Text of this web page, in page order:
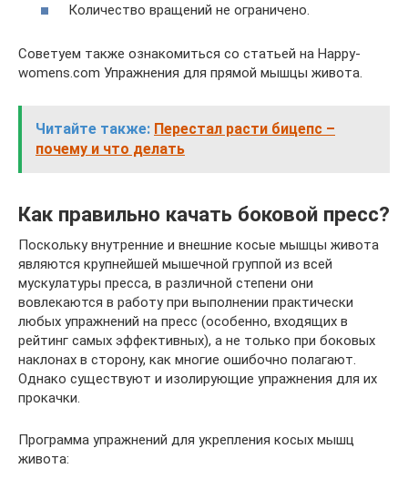
Количество вращений не ограничено.
Советуем также ознакомиться со статьей на Happy-
womens.com Упражнения для прямой мышцы живота.
Читайте также: Перестал расти бицепс –
почему и что делать
Как правильно качать боковой пресс?
Поскольку внутренние и внешние косые мышцы живота
являются крупнейшей мышечной группой из всей
мускулатуры пресса, в различной степени они
вовлекаются в работу при выполнении практически
любых упражнений на пресс (особенно, входящих в
рейтинг самых эффективных), а не только при боковых
наклонах в сторону, как многие ошибочно полагают.
Однако существуют и изолирующие упражнения для их
прокачки.
Программа упражнений для укрепления косых мышц
живота: